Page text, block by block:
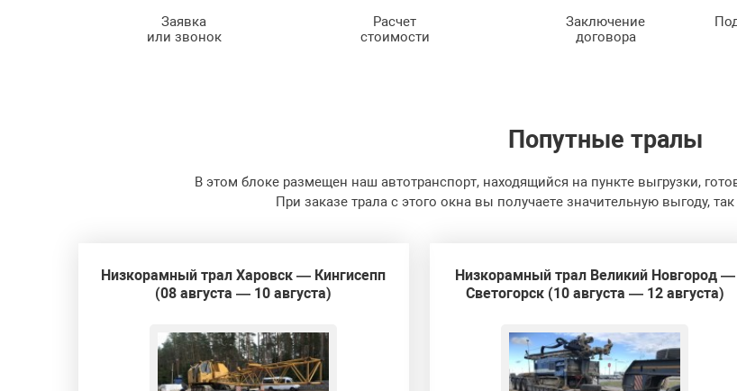
Заявка
или звонок
Расчет
стоимости
Заключение
договора
Попутные тралы
В этом блоке размещен наш автотранспорт, находящийся на пункте выгрузки,
При заказе трала с этого окна вы получаете значительную выгоду,
Низкорамный трал Харовск — Кингисепп
(08 августа — 10 августа)
Низкорамный трал Великий Новгород —
Светогорск (10 августа — 12 августа)